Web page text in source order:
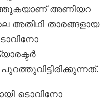
അണിയറ
അതിഥി താരങ്ങളായ
ടൊവിനോ